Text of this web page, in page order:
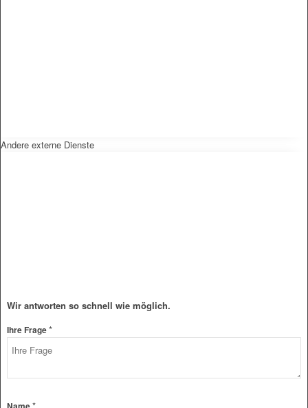
Andere externe Dienste
Wir antworten so schnell wie möglich.
Ihre Frage*
Name